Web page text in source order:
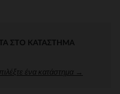
ΣΤΟ ΚΑΤΆΣΤΗΜΑ
ένα κατάστημα →